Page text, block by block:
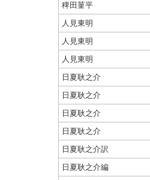
稗田菫平
人見東明
人見東明
人見東明
日夏耿之介
日夏耿之介
日夏耿之介
日夏耿之介
日夏耿之介訳
日夏耿之介編